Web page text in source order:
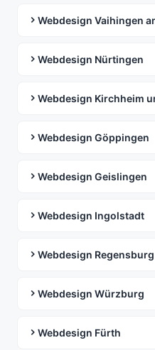
Webdesign Vaihingen
Webdesign Nürtingen
Webdesign Kirchheim
Webdesign Göppingen
Webdesign Geislingen
Webdesign Ingolstadt
Webdesign Regensburg
Webdesign Würzburg
Webdesign Fürth